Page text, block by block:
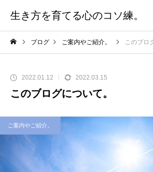
生き方を育てる心のコソ練。
ブログ ご案内やご紹介。 このブロ
2022.01.12 2022.03.15
このブログについて。
ご案内やご紹介。